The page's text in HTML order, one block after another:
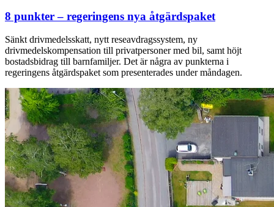
8 punkter – regeringens nya åtgärdspaket
Sänkt drivmedelsskatt, nytt reseavdragssystem, ny
drivmedelskompensation till privatpersoner med bil, samt höjt
bostadsbidrag till barnfamiljer. Det är några av punkterna i
regeringens åtgärdspaket som presenterades under måndagen.